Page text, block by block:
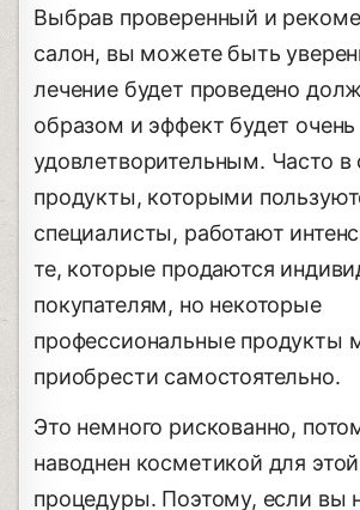
Выбрав проверенный и
салон, вы можете быть
лечение будет проведено
образом и эффект будет очень
удовлетворительным. Часто в
продукты, которыми
специалисты, работают
те, которые продаются
покупателям, но некоторые
профессиональные продукты
приобрести самостоятельно.
Это немного рискованно,
наводнен косметикой для
процедуры. Поэтому, если вы